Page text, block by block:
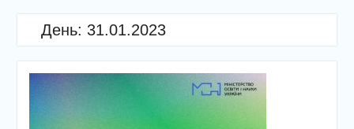
День: 31.01.2023